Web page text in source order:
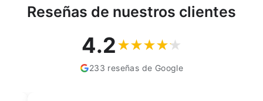
Reseñas de nuestros clientes
4.2
233 reseñas de Google